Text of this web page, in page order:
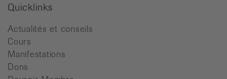
Quicklinks
Actualités et conseils
Cours
Manifestations
Dons